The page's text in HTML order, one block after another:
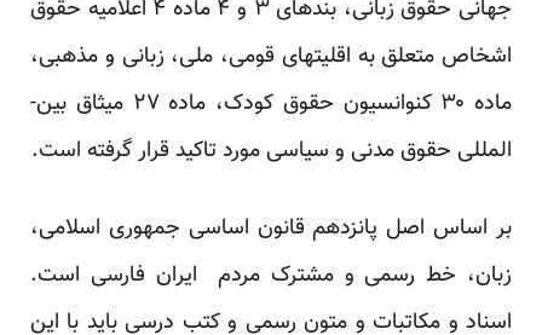
جهانی حقوق زبانی، بندهای ۳ و ۴ ماده­ ۴ اعلامیه­ حقوق
اشخاص متعلق به اقلیتهای قومی، ملی، زبانی و مذهبی،
ماده­ ۳۰ کنوانسیون حقوق کودک، ماده­ ۲۷ میثاق بین­
المللی حقوق مدنی و سیاسی مورد تاکید قرار گرفته است.
بر اساس اصل پانزدهم قانون اساسی جمهوری اسلامی،
زبان، خط رسمی و مشترک مردم ‏ ایران فارسی است.
اسناد و مکاتبات و متون رسمی و کتب درسی باید با این